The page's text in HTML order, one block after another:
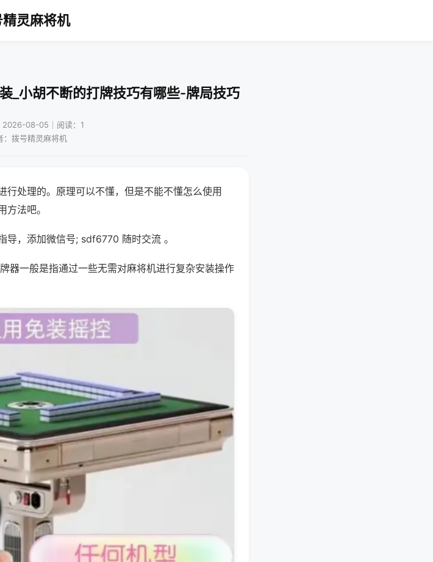
灵麻将机
_小胡不断的打牌技巧有哪些-牌局技巧
2026-08-05｜阅读：1
：拨号精灵麻将机
处理的。原理可以不懂，但是不能不懂怎么使用
法吧。
导，添加微信号; sdf6770 随时交流 。
器一般是指通过一些无需对麻将机进行复杂安装操作